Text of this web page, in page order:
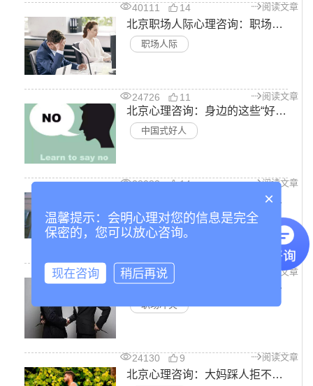
40111 14 阅读文章
北京职场人际心理咨询：职场人际中应该如何沟通?
职场人际
24726 11 阅读文章
北京心理咨询：身边的这些“好人”越少，你才可以过得越好
中国式好人
28083 14 阅读文章
北京心理咨询：人际关系中懂得拒绝，人生才会更自在
人际关系
27500 阅读文章
和同事有冲突之后应该怎么办—职场心理咨询
职场冲突
24130 9 阅读文章
北京心理咨询：大妈踩人拒不道歉被打十几巴掌，为人处世这个道理你一定要知道
×
温馨提示：会明心理对您的信息是完全
保密的，您可以放心咨询。
现在咨询 稍后再说